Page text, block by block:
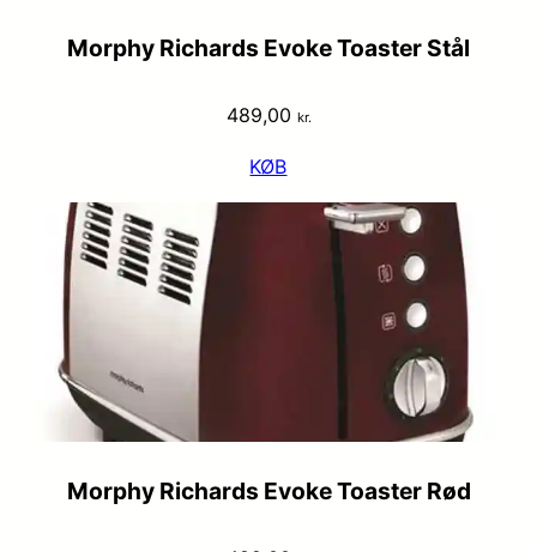
Morphy Richards Evoke Toaster Stål
489,00 kr.
KØB
Morphy Richards Evoke Toaster Rød